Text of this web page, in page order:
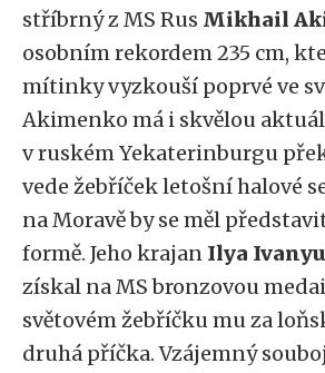
stříbrný z MS Rus Mikhail
osobním rekordem 235 cm,
mítinky vyzkouší poprvé ve
Akimenko má i skvělou
v ruském Yekaterinburgu
vede žebříček letošní halové
na Moravě by se měl
formě. Jeho krajan Ilya
získal na MS bronzovou
světovém žebříčku mu za
druhá příčka. Vzájemný